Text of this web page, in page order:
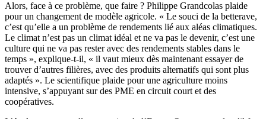
Alors, face à ce problème, que faire ? Philippe Grandcolas plaide
pour un changement de modèle agricole. « Le souci de la betterave,
c’est qu’elle a un problème de rendements lié aux aléas climatiques.
Le climat n’est pas un climat idéal et ne va pas le devenir, c’est une
culture qui ne va pas rester avec des rendements stables dans le
temps », explique-t-il, « il vaut mieux dès maintenant essayer de
trouver d’autres filières, avec des produits alternatifs qui sont plus
adaptés ». Le scientifique plaide pour une agriculture moins
intensive, s’appuyant sur des PME en circuit court et des
coopératives.